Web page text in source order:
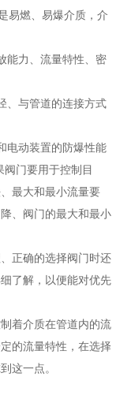
易燃、易爆介质，介
能力、流量特性、密
、与管道的连接方式
电动装置的防爆性能
门要用于控制目
最大和最小流量要
、阀门的最大和最小
正确的选择阀门时还
了解，以便能对优先
着介质在管道内的流
的流量特性，在选择
这一点。